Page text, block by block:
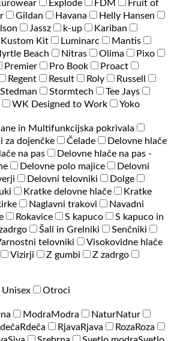
Explode FDM
Fruit of
Gildan Havana
Helly Hansen
Jassz k-up
Kariban
Kustom Kit Luminarc
Mantis
Beach Nitras Olima
Pixo
Premier Pro Book
Proact
Regent Result Roly
Russell
Stedman Stormtech
Tee Jays
WK Designed to Work
Yoko
in Multifunkcijska pokrivala
za dojenčke Čelade
Delovne hlače
na pas
Delovne hlače na pas -
Delovne polo majice
Delovni
Delovni telovniki
Dolge
Kratke delovne hlače
Kratke
Naglavni trakovi
Navadni
Rokavice S kapuco
S kapuco in
Šali in Grelniki
Senčniki
telovniki
Visokovidne hlače
Vizirji Z gumbi
Z zadrgo
Unisex
Otroci
ModraModra NaturNatur
Rdeča Rjava Rjava Roza Roza